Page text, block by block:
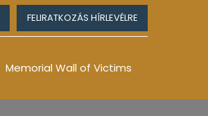
FELIRATKOZÁS HÍRLEVÉLRE
Memorial Wall of Victims